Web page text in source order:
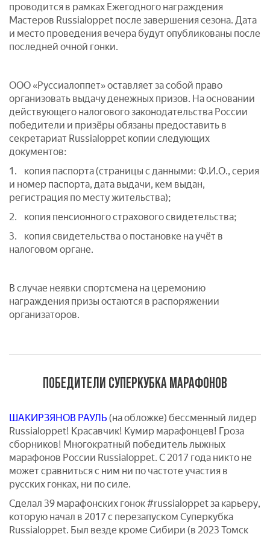
проводится в рамках Ежегодного награждения
Мастеров Russialoppet после завершения сезона. Дата
и место проведения вечера будут опубликованы после
последней очной гонки.
ООО «Руссиалоппет» оставляет за собой право
организовать выдачу денежных призов. На основании
действующего налогового законодательства России
победители и призёры обязаны предоставить в
секретариат Russialoppet копии следующих
документов:
1. копия паспорта (страницы с данными: Ф.И.О., серия
и номер паспорта, дата выдачи, кем выдан,
регистрация по месту жительства);
2. копия пенсионного страхового свидетельства;
3. копия свидетельства о постановке на учёт в
налоговом органе.
В случае неявки спортсмена на церемонию
награждения призы остаются в распоряжении
организаторов.
ПОБЕДИТЕЛИ СУПЕРКУБКА МАРАФОНОВ
ШАКИРЗЯНОВ РАУЛЬ (на обложке) бессменный лидер
Russialoppet! Красавчик! Кумир марафонцев! Гроза
сборников! Многократный победитель лыжных
марафонов России Russialoppet. С 2017 года никто не
может сравниться с ним ни по частоте участия в
русских гонках, ни по силе.
Сделал 39 марафонских гонок #russialoppet за карьеру,
которую начал в 2017 с перезапуском Суперкубка
Russialoppet. Был везде кроме Сибири (в 2023 Томск